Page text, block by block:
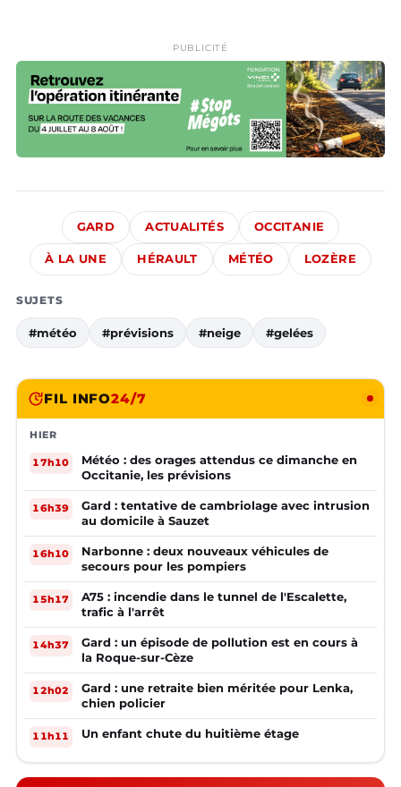
PUBLICITÉ
GARD ACTUALITÉS OCCITANIE
À LA UNE HÉRAULT MÉTÉO LOZÈRE
SUJETS
#météo #prévisions #neige #gelées
FIL INFO24/7
HIER
17h10
Météo : des orages attendus ce dimanche en
Occitanie, les prévisions
16h39
Gard : tentative de cambriolage avec intrusion
au domicile à Sauzet
16h10
Narbonne : deux nouveaux véhicules de
secours pour les pompiers
15h17
A75 : incendie dans le tunnel de l'Escalette,
trafic à l'arrêt
14h37
Gard : un épisode de pollution est en cours à
la Roque-sur-Cèze
12h02
Gard : une retraite bien méritée pour Lenka,
chien policier
11h11 Un enfant chute du huitième étage